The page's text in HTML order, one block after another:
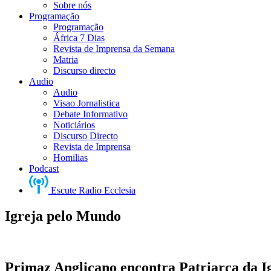
Sobre nós
Programação
Programação
África 7 Dias
Revista de Imprensa da Semana
Matria
Discurso directo
Audio
Audio
Visao Jornalistica
Debate Informativo
Noticiários
Discurso Directo
Revista de Imprensa
Homilias
Podcast
Escute Radio Ecclesia
Igreja pelo Mundo
Primaz Anglicano encontra Patriarca da